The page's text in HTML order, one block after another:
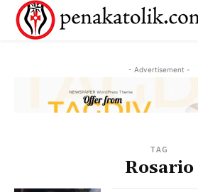
- Advertisement -
TAG
Rosario